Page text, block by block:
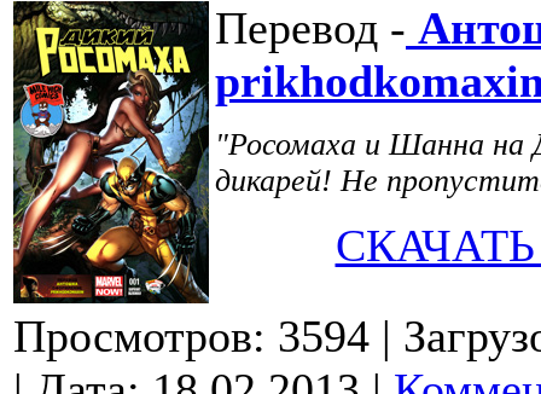
Перевод -
"Росомаха и Шанна на
дикарей! Не
Просмотров: 3594 |